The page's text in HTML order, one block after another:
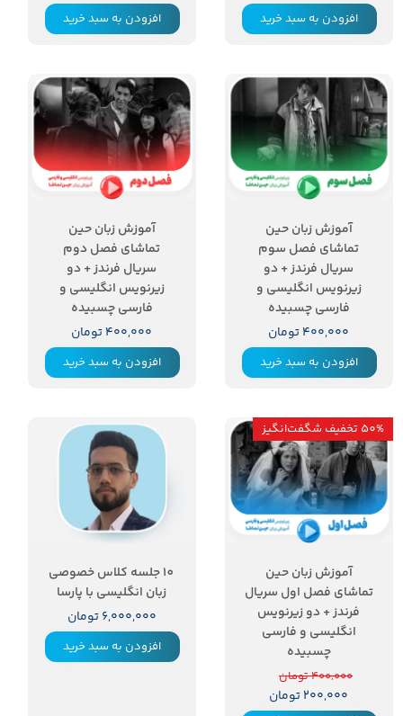
افزودن به سبد خرید افزودن به سبد خرید
آموزش زبان حین
تماشای فصل سوم
سریال فرندز + دو
زیرنویس انگلیسی و
فارسی چسبیده
۴۰۰,۰۰۰ تومان
افزودن به سبد خرید
آموزش زبان حین
تماشای فصل دوم
سریال فرندز + دو
زیرنویس انگلیسی و
فارسی چسبیده
۴۰۰,۰۰۰ تومان
افزودن به سبد خرید
آموزش زبان حین
تماشای فصل اول سریال
فرندز + دو زیرنویس
انگلیسی و فارسی
چسبیده
۴۰۰,۰۰۰ تومان
۲۰۰,۰۰۰ تومان
50% تخفیف شگفت‌انگیز
10 جلسه کلاس خصوصی
زبان انگلیسی با پارسا
۶,۰۰۰,۰۰۰ تومان
افزودن به سبد خرید